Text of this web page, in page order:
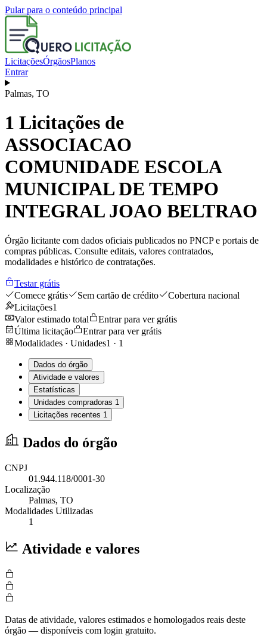
Pular para o conteúdo principal
LicitaçõesÓrgãosPlanos
Entrar
Palmas, TO
1 Licitações de
ASSOCIACAO
COMUNIDADE ESCOLA
MUNICIPAL DE TEMPO
INTEGRAL JOAO BELTRAO
Órgão licitante com dados oficiais publicados no PNCP e portais de
compras públicas. Consulte editais, valores contratados,
modalidades e histórico de contratações.
Testar grátis
Comece grátis
Sem cartão de crédito
Cobertura nacional
Licitações1
Valor estimado total
Entrar para ver grátis
Última licitação
Entrar para ver grátis
Modalidades · Unidades1 · 1
Dados do órgão
Atividade e valores
Estatísticas
Unidades compradoras 1
Licitações recentes 1
Dados do órgão
CNPJ
01.944.118/0001-30
Localização
Palmas, TO
Modalidades Utilizadas
1
Atividade e valores
Datas de atividade, valores estimados e homologados reais deste
órgão — disponíveis com login gratuito.